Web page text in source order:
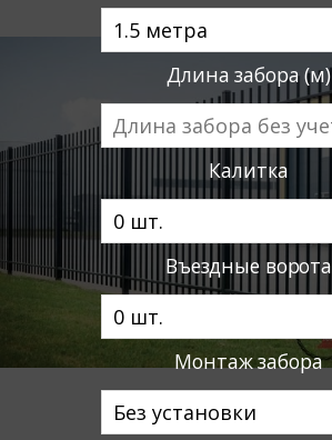
Длина забора (м)
Калитка
Въездные ворота
Монтаж забора